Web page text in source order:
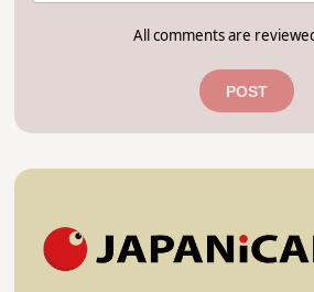
All comments are
POST